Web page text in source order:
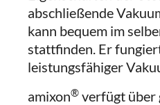
abschließende
kann bequem im
stattfinden. Er
leistungsfähiger
amixon® verfügt über